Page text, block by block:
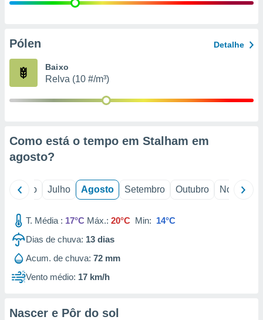
e
de
Pólen Detalhe
Baixo
Relva (10 #/m³)
Como está o tempo em Stalham em
agosto?
Junho Julho Agosto Setembro Outubro Novembro
T. Média : 17°C Máx.: 20°C Min: 14°C
Dias de chuva: 13 dias
Acum. de chuva: 72 mm
Vento médio: 17 km/h
Nascer e Pôr do sol